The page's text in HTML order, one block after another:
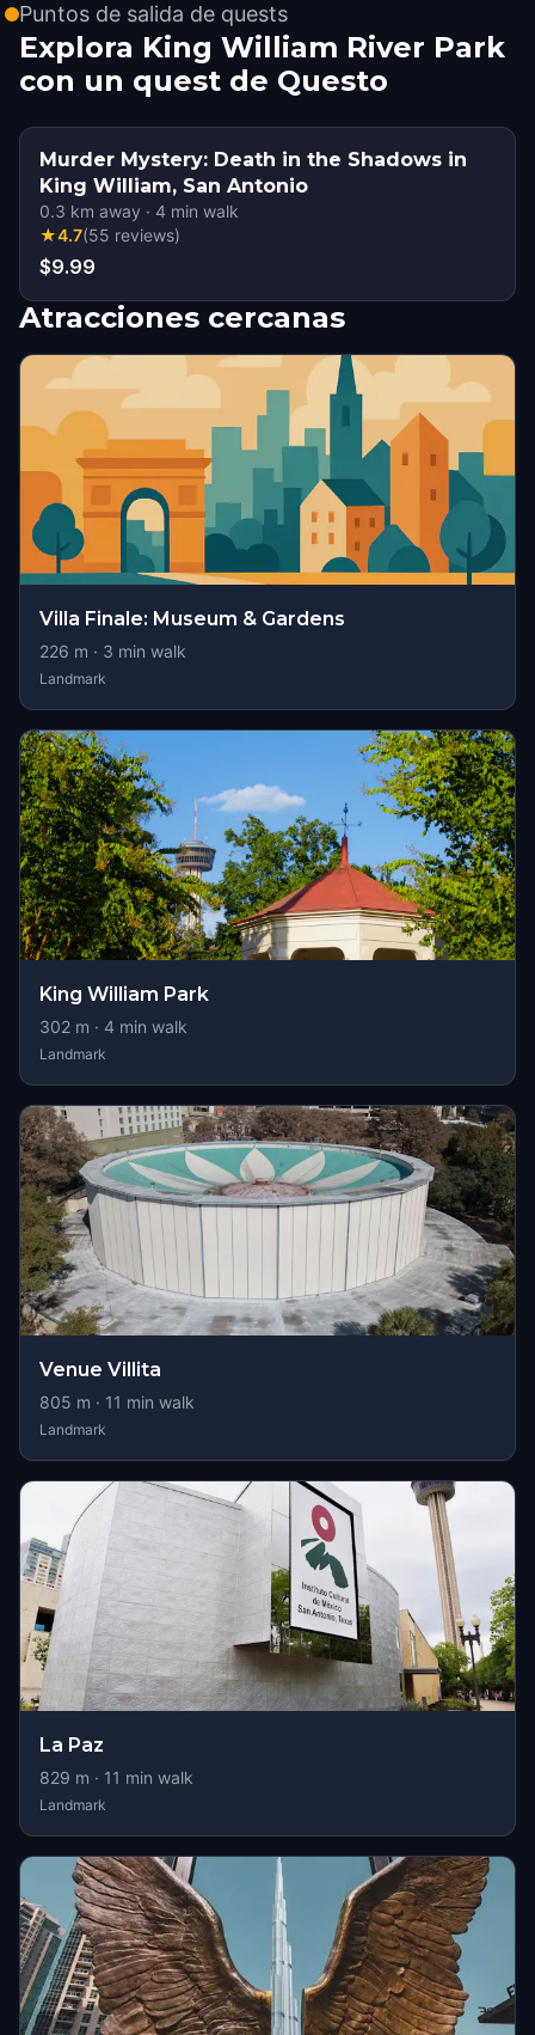
Puntos de salida de quests
Explora King William River Park
con un quest de Questo
Murder Mystery: Death in the Shadows in
King William, San Antonio
0.3 km away · 4 min walk
★4.7(55 reviews)
$9.99
Atracciones cercanas
Villa Finale: Museum & Gardens
226 m · 3 min walk
Landmark
King William Park
302 m · 4 min walk
Landmark
Venue Villita
805 m · 11 min walk
Landmark
La Paz
829 m · 11 min walk
Landmark